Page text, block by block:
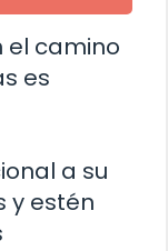
el camino
es
a su
y estén